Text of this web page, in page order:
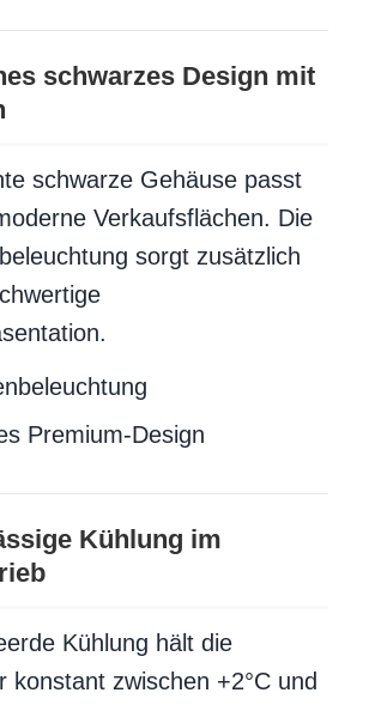
schwarzes Design mit
schwarze Gehäuse passt
Verkaufsflächen. Die
sorgt zusätzlich
Premium-Design
Kühlung im
Kühlung hält die
konstant zwischen +2°C und